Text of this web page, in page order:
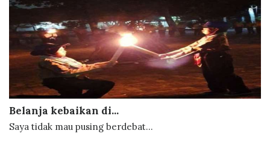
Belanja kebaikan di...
Saya tidak mau pusing berdebat...